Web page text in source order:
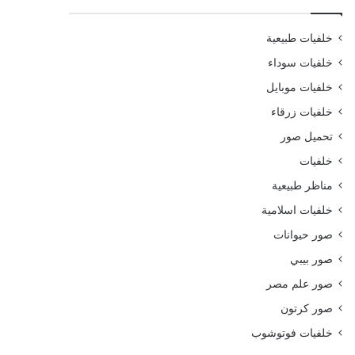
خلفيات طبيعية
خلفيات سوداء
خلفيات موبايل
خلفيات زرقاء
تحميل صور
خلفيات
مناظر طبيعية
خلفيات اسلامية
صور حيوانات
صور بيبي
صور علم مصر
صور كرتون
خلفيات فوتوشوب